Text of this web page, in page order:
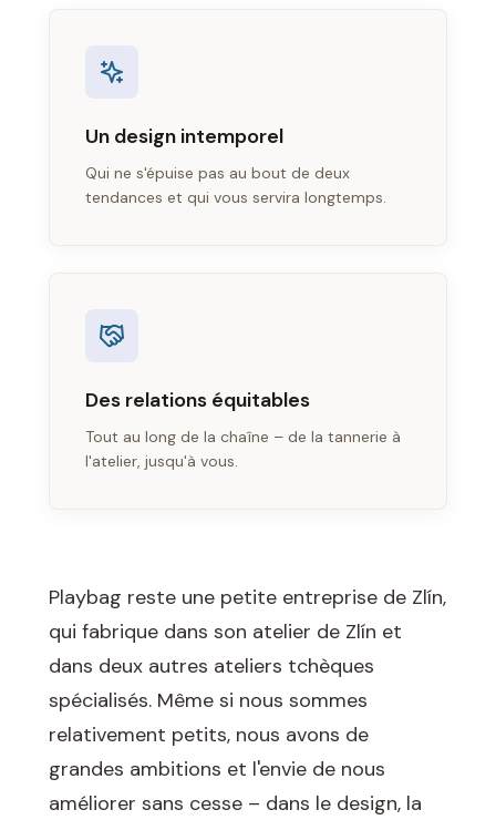
Un design intemporel
Qui ne s'épuise pas au bout de deux
tendances et qui vous servira longtemps.
Des relations équitables
Tout au long de la chaîne – de la tannerie à
l'atelier, jusqu'à vous.
Playbag reste une petite entreprise de Zlín,
qui fabrique dans son atelier de Zlín et
dans deux autres ateliers tchèques
spécialisés. Même si nous sommes
relativement petits, nous avons de
grandes ambitions et l'envie de nous
améliorer sans cesse – dans le design, la